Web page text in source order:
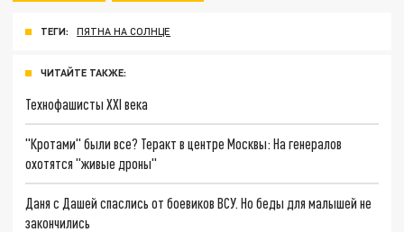
ТЕГИ: ПЯТНА НА СОЛНЦЕ
ЧИТАЙТЕ ТАКЖЕ:
Технофашисты XXI века
"Кротами" были все? Теракт в центре Москвы: На генералов
охотятся "живые дроны"
Даня с Дашей спаслись от боевиков ВСУ. Но беды для малышей не
закончились